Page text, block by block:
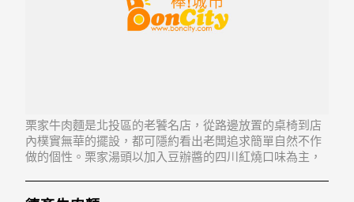
栗家牛肉麵是北投區的老饕名店，從路邊放置的桌椅到店
內樸實無華的擺設，都可隱約看出老闆追求簡單自然不作
做的個性。栗家湯頭以加入豆辦醬的四川紅燒口味為主，